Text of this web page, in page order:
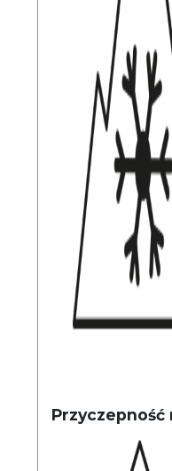
Przyczepność